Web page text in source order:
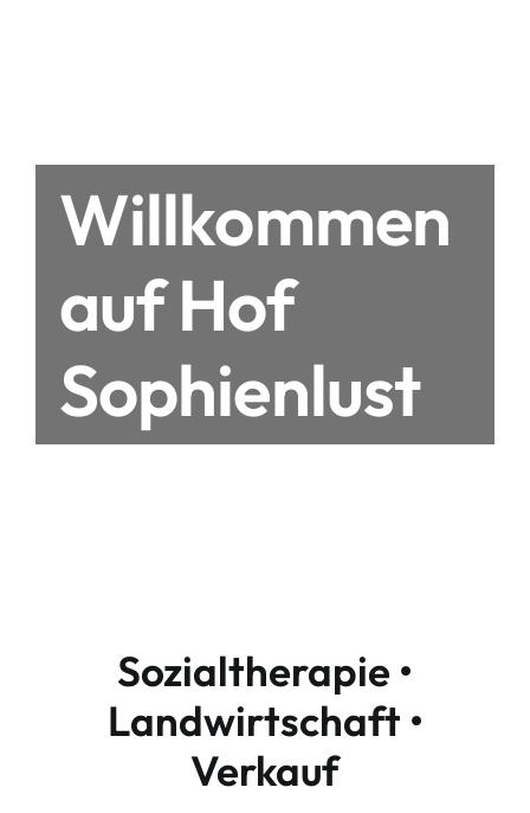
Willkommen
auf Hof
Sophienlust
Sozialtherapie •
Landwirtschaft •
Verkauf